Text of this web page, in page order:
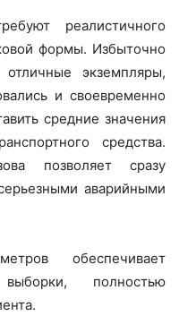
реалистичного
формы. Избыточно
экземпляры,
и своевременно
средние значения
средства.
позволяет сразу
аварийными
обеспечивает
полностью